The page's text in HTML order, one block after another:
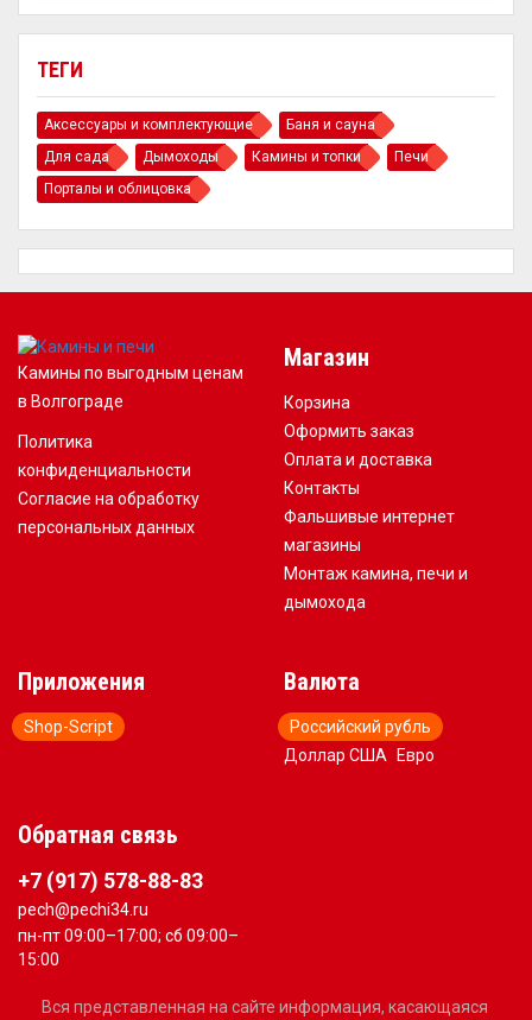
ТЕГИ
Аксессуары и комплектующие
Баня и сауна
Для сада
Дымоходы Камины и топки
Печи
Порталы и облицовка
Камины по выгодным ценам
в Волгограде
Политика
конфиденциальности
Согласие на обработку
персональных данных
Магазин
Корзина
Оформить заказ
Оплата и доставка
Контакты
Фальшивые интернет
магазины
Монтаж камина, печи и
дымохода
Приложения
Shop-Script
Валюта
Российский рубль
Доллар США
Евро
Обратная связь
+7 (917) 578-88-83
pech@pechi34.ru
пн-пт 09:00–17:00; сб 09:00–
15:00
Вся представленная на сайте информация, касающаяся